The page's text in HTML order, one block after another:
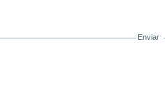
Enviar